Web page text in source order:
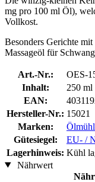
mg pro 100 ml Öl),
Vollkost.
Besonders Gerichte
Massageöl für
Art.-Nr.:
OES-
Inhalt:
250 ml
EAN:
Hersteller-Nr.: 15021
Marken:
Gütesiegel:
EU- /
Lagerhinweis: Kühl
Nährwert